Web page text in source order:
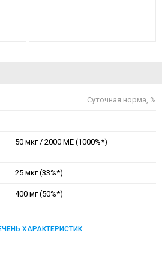
Суточная норма, %
50 мкг / 2000 МЕ (1000%*)
25 мкг (33%*)
400 мг (50%*)
ХАРАКТЕРИСТИК